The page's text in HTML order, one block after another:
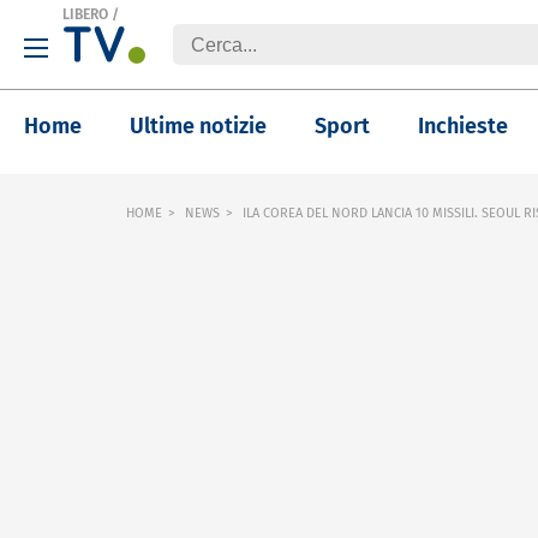
LIBERO /
Home Ultime notizie Sport Inchieste
HOME NEWS ILA COREA DEL NORD LANCIA 10 MISSILI. SEOUL